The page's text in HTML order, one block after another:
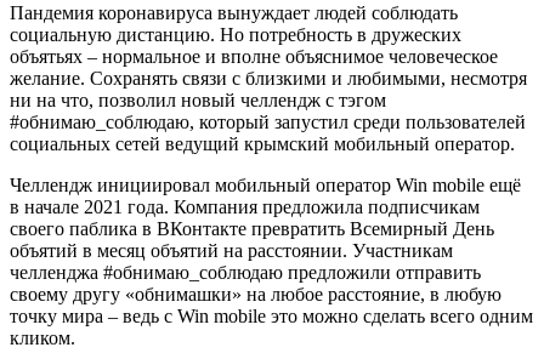
Пандемия коронавируса вынуждает людей соблюдать
социальную дистанцию. Но потребность в дружеских
объятьях – нормальное и вполне объяснимое человеческое
желание. Сохранять связи с близкими и любимыми, несмотря
ни на что, позволил новый челлендж с тэгом
#обнимаю_соблюдаю, который запустил среди пользователей
социальных сетей ведущий крымский мобильный оператор.
Челлендж инициировал мобильный оператор Win mobile ещё
в начале 2021 года. Компания предложила подписчикам
своего паблика в ВКонтакте превратить Всемирный День
объятий в месяц объятий на расстоянии. Участникам
челленджа #обнимаю_соблюдаю предложили отправить
своему другу «обнимашки» на любое расстояние, в любую
точку мира – ведь с Win mobile это можно сделать всего одним
кликом.